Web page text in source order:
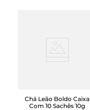
Chá Leão Boldo Caixa
Com 10 Sachês 10g